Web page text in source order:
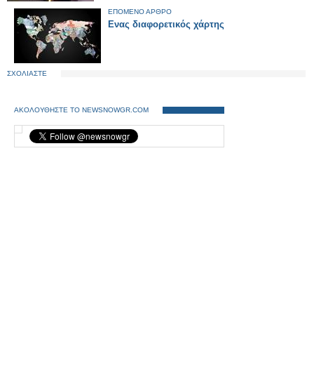
ΕΠΟΜΕΝΟ ΑΡΘΡΟ
Ενας διαφορετικός χάρτης
ΣΧΟΛΙΑΣΤΕ
ΑΚΟΛΟΥΘΗΣΤΕ ΤΟ NEWSNOWGR.COM